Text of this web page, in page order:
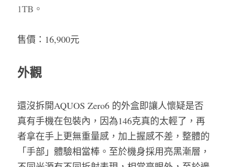
1TB 。
售價： 16,900元
外觀
還沒拆開AQUOS Zero6 的外盒即讓人懷疑是否
真有手機在包裝內，因為146克真的太輕了，再
者拿在手上更無重量感，加上握感不差，整體的
「手部」體驗相當棒。至於機身採用亮黑漸層，